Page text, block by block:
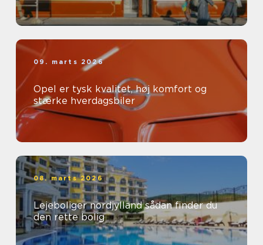
09. marts 2026
Opel er tysk kvalitet, høj komfort og
stærke hverdagsbiler
08. marts 2026
Lejeboliger nordjylland sådan finder du
den rette bolig